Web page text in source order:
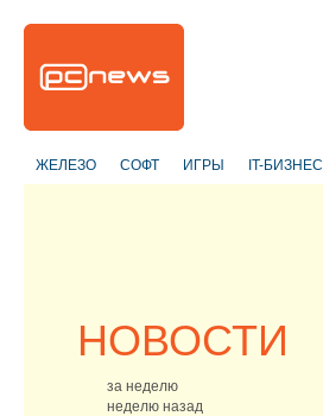
ЖЕЛЕЗО СОФТ ИГРЫ IT-БИЗНЕС
НОВОСТИ
за неделю
неделю назад